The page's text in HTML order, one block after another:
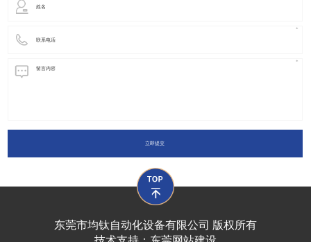
立即提交
东莞市均钛自动化设备有限公司 版权所有